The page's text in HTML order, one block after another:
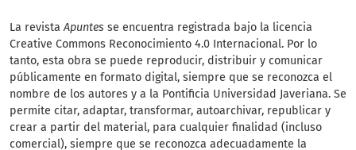
La revistaApuntes se encuentra registrada bajo la licencia
Creative Commons Reconocimiento 4.0 Internacional. Por lo
tanto, esta obra se puede reproducir, distribuir y comunicar
públicamente en formato digital, siempre que se reconozca el
nombre de los autores y a la Pontificia Universidad Javeriana. Se
permite citar, adaptar, transformar, autoarchivar, republicar y
crear a partir del material, para cualquier finalidad (incluso
comercial), siempre que se reconozca adecuadamente la